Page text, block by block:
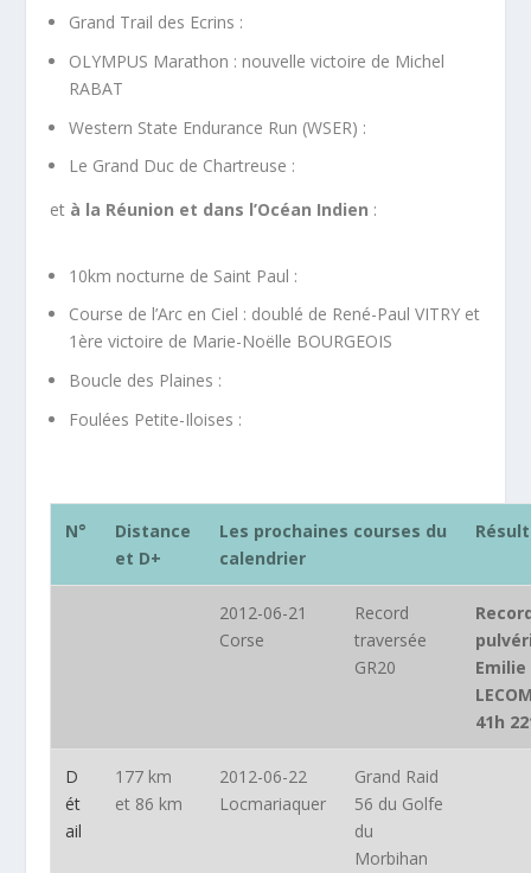
Grand Trail des Ecrins :
OLYMPUS Marathon : nouvelle victoire de Michel
RABAT
Western State Endurance Run (WSER) :
Le Grand Duc de Chartreuse :
et à la Réunion et dans l’Océan Indien :
10km nocturne de Saint Paul :
Course de l’Arc en Ciel : doublé de René-Paul VITRY et
1ère victoire de Marie-Noëlle BOURGEOIS
Boucle des Plaines :
Foulées Petite-Iloises :
N°
Distance
et D+
Les prochaines courses du
calendrier
2012-06-21
Corse
Record
traversée
GR20
Emilie
41h
D
ét
ail
177 km
et 86 km
2012-06-22
Locmariaquer
Grand Raid
56 du Golfe
du
Morbihan